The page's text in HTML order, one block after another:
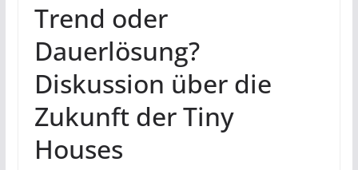
Trend oder
Dauerlösung?
Diskussion über die
Zukunft der Tiny
Houses